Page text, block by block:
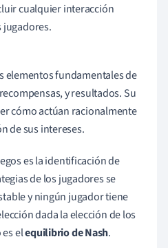
cualquier interacción
jugadores.
elementos fundamentales de
y resultados. Su
cómo actúan racionalmente
de sus intereses.
es la identificación de
de los jugadores se
y ningún jugador tiene
dada la elección de los
es elequilibrio de Nash.